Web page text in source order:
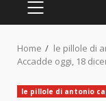
PRIMARY
Home
le pillole di
Accadde oggi, 18
le pillole di antonio